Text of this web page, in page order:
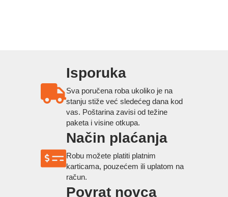
Isporuka
Sva poručena roba ukoliko je na
stanju stiže već sledećeg dana kod
vas. Poštarina zavisi od težine
paketa i visine otkupa.
Način plaćanja
Robu možete platiti platnim
karticama, pouzećem ili uplatom na
račun.
Povrat novca